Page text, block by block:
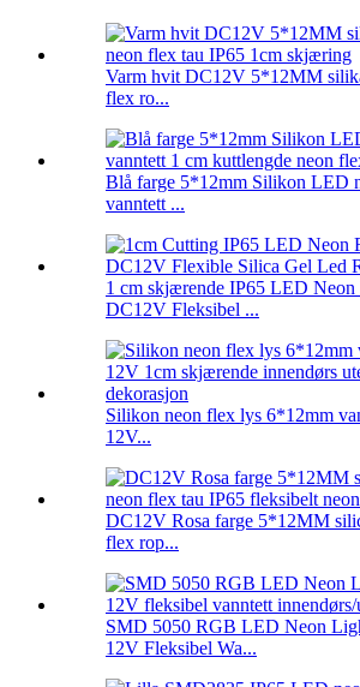
Varm hvit DC12V 5*12MM
flex ro...
Blå farge 5*12mm Silikon LED
vanntett ...
1 cm skjærende IP65 LED
DC12V Fleksibel ...
Silikon neon flex lys 6*12mm
12V...
DC12V Rosa farge 5*12MM
flex rop...
SMD 5050 RGB LED Neon
12V Fleksibel Wa...